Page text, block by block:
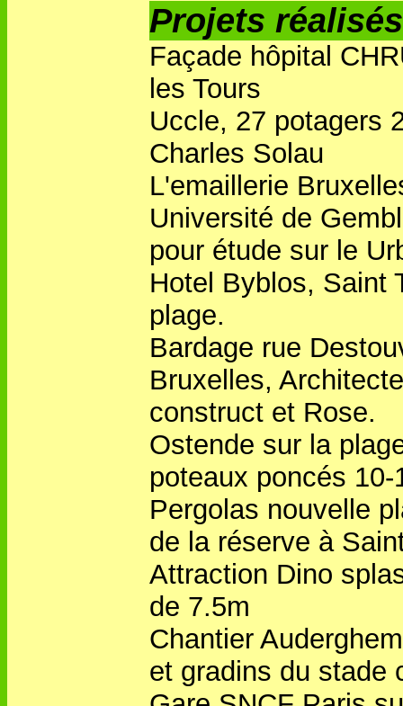
Projets réalisés
Façade hôpital
les Tours
Uccle, 27 potagers
Charles Solau
L'emaillerie
Université de
pour étude sur le
Hotel Byblos, Saint
plage.
Bardage rue
Bruxelles,
construct et Rose.
Ostende sur la
poteaux poncés
Pergolas nouvelle
de la réserve à
Attraction Dino
de 7.5m
Chantier
et gradins du stade